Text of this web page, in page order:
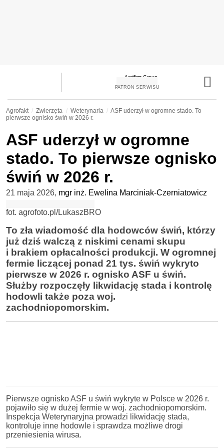
PATRON SERWISU
Agrofakt Zwierzęta Weterynaria
ASF uderzył w ogromne stado. To
pierwsze ognisko świń w 2026 r.
ASF uderzył w ogromne
stado. To pierwsze ognisko
świń w 2026 r.
21 maja 2026, mgr inż. Ewelina Marciniak-Czerniatowicz
fot. agrofoto.pl/LukaszBRO
To zła wiadomość dla hodowców świń, którzy
już dziś walczą z niskimi cenami skupu
i brakiem opłacalności produkcji. W ogromnej
fermie liczącej ponad 21 tys. świń wykryto
pierwsze w 2026 r. ognisko ASF u świń.
Służby rozpoczęły likwidację stada i kontrolę
hodowli także poza woj.
zachodniopomorskim.
Pierwsze ognisko ASF u świń wykryte w Polsce w 2026 r.
pojawiło się w dużej fermie w woj. zachodniopomorskim.
Inspekcja Weterynaryjna prowadzi likwidację stada,
kontroluje inne hodowle i sprawdza możliwe drogi
przeniesienia wirusa.